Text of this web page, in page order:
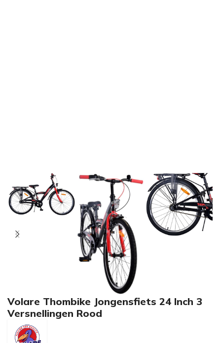
Volare Thombike Jongensfiets 24 Inch 3
Versnellingen Rood